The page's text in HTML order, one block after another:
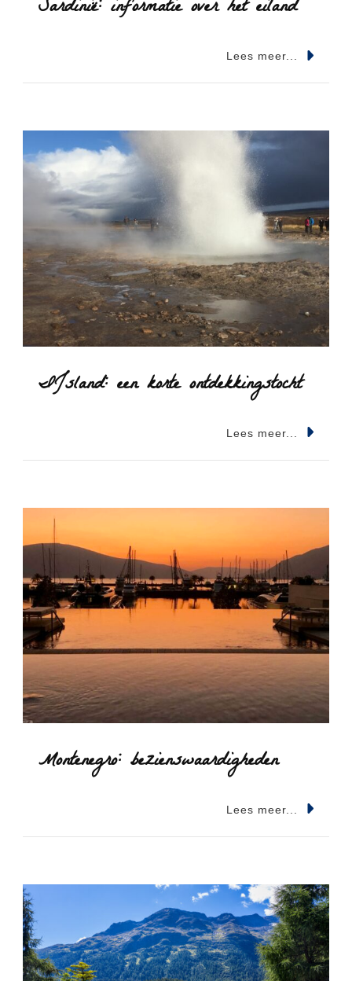
Sardinië: informatie over het eiland
Lees meer...
IJsland: een korte ontdekkingstocht
Lees meer...
Montenegro: bezienswaardigheden
Lees meer...